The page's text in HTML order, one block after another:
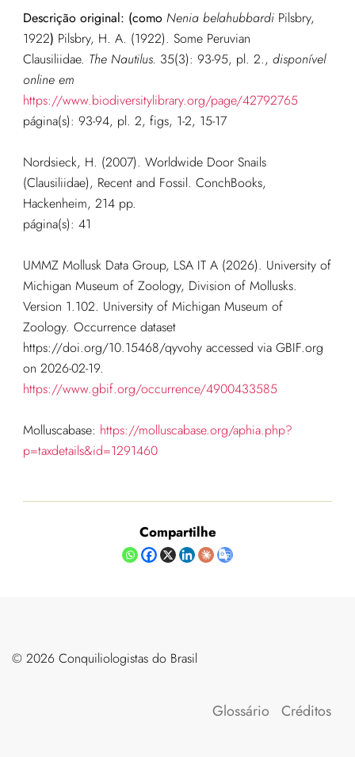
Descrição original: (como Nenia belahubbardiPilsbry,
1922) Pilsbry, H. A. (1922). Some Peruvian
Clausiliidae. The Nautilus. 35(3): 93-95, pl. 2., disponível
online em
https://www.biodiversitylibrary.org/page/42792765
página(s): 93-94, pl. 2, figs, 1-2, 15-17
Nordsieck, H. (2007). Worldwide Door Snails
(Clausiliidae), Recent and Fossil. ConchBooks,
Hackenheim, 214 pp.
página(s): 41
UMMZ Mollusk Data Group, LSA IT A (2026). University of
Michigan Museum of Zoology, Division of Mollusks.
Version 1.102. University of Michigan Museum of
Zoology. Occurrence dataset
https://doi.org/10.15468/qyvohy accessed via GBIF.org
on 2026-02-19.
https://www.gbif.org/occurrence/4900433585
Molluscabase: https://molluscabase.org/aphia.php?
p=taxdetails&id=1291460
Compartilhe
©️ 2026 Conquiliologistas do Brasil
Glossário Créditos